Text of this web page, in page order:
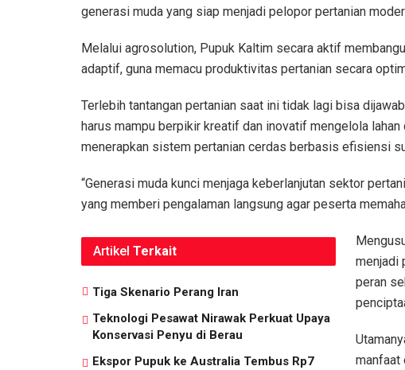
generasi muda yang siap menjadi pelopor pertanian
Melalui agrosolution, Pupuk Kaltim secara aktif
adaptif, guna memacu produktivitas pertanian secara
Terlebih tantangan pertanian saat ini tidak lagi bisa
harus mampu berpikir kreatif dan inovatif mengelola
menerapkan sistem pertanian cerdas berbasis efisiensi
“Generasi muda kunci menjaga keberlanjutan sektor
yang memberi pengalaman langsung agar peserta
Artikel Terkait
Tiga Skenario Perang Iran
Teknologi Pesawat Nirawak Perkuat Upaya
Konservasi Penyu di Berau
Ekspor Pupuk ke Australia Tembus Rp7
menjadi
peran
manfaat